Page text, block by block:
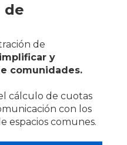
de
de
y
comunidades.
cálculo de cuotas
con los
espacios comunes.